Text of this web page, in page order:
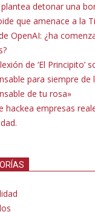
plantea detonar una
que amenace a la
OpenAI: ¿ha
de ‘El Principito’
para siempre
de tu rosa»
hackea empresas